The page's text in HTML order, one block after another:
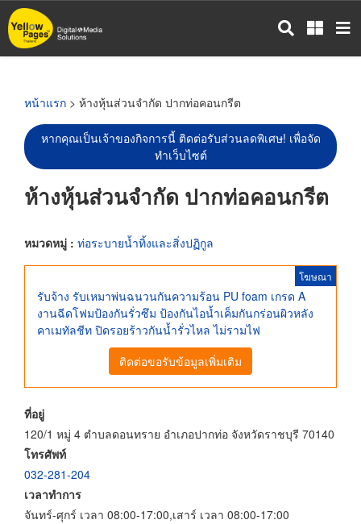
ข้าม
ไป
หน้าแรก > ห้างหุ้นส่วนจำกัด ปากท่อคอนกรีต
หากคุณเป็นเจ้าของกิจการนี้ ติดต่อรับส่วนลดพิเศษ! เพื่อจัด
ทำเว็บไซต์
ห้างหุ้นส่วนจำกัด ปากท่อคอนกรีต
หมวดหมู่ : ท่อระบายน้ำทิ้งและสิ่งปฏิกูล
โฆษณา
รับจ้าง รับเหมาพ่นฉนวนกันความร้อน PU foam เกรด A
งานฉีดโฟมป้องกันรั่วซึม ป้องกันไอน้ำเค็มกันกร่อนผิวหลัง
คาเมทัลชีท ปิดรอยร้าวกันน้ำรั่วไหล ไม่รามไฟ
ติดต่อขอรับข้อมูลเพิ่มเติม
ที่อยู่
120/1 หมู่ 4 ตำบลดอนทราย อำเภอปากท่อ จังหวัดราชบุรี 70140
โทรศัพท์
032-281-204
เวลาทำการ
จันทร์-ศุกร์ เวลา 08:00-17:00,เสาร์ เวลา 08:00-17:00